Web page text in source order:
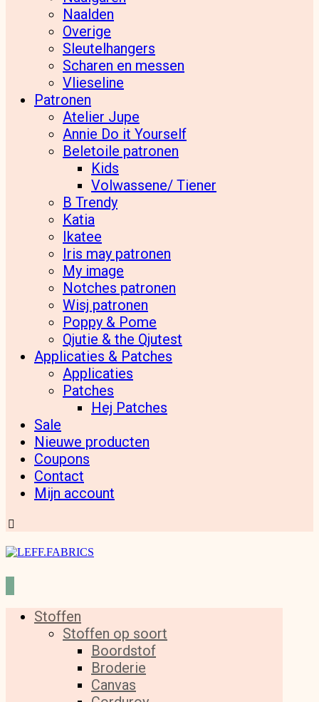
Naalden
Overige
Sleutelhangers
Scharen en messen
Vlieseline
Patronen
Atelier Jupe
Annie Do it Yourself
Beletoile patronen
Kids
Volwassene/ Tiener
B Trendy
Katia
Ikatee
Iris may patronen
My image
Notches patronen
Wisj patronen
Poppy & Pome
Qjutie & the Qjutest
Applicaties & Patches
Applicaties
Patches
Hej Patches
Sale
Nieuwe producten
Coupons
Contact
Mijn account
Stoffen
Stoffen op soort
Boordstof
Broderie
Canvas